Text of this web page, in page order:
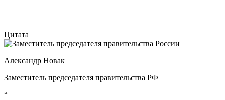
Цитата
Александр Новак
Заместитель председателя правительства РФ
“